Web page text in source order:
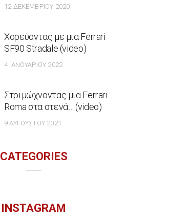
12 ΔΕΚΕΜΒΡΊΟΥ 2020
Χορεύοντας με μια Ferrari
SF90 Stradale (video)
4 ΙΑΝΟΥΑΡΊΟΥ 2022
Στριμώχνοντας μια Ferrari
Roma στα στενά… (video)
9 ΑΥΓΟΎΣΤΟΥ 2021
CATEGORIES
INSTAGRAM